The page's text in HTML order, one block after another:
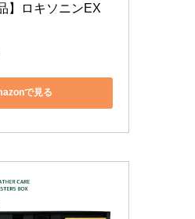
】ロキソニンEX
で見る